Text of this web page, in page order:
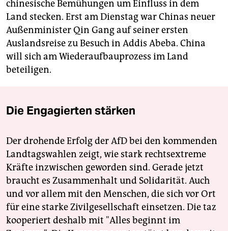
chinesische Bemühungen um Einfluss in dem
Land stecken. Erst am Dienstag war Chinas neuer
Außenminister Qin Gang auf seiner ersten
Auslandsreise zu Besuch in Addis Abeba. China
will sich am Wiederaufbauprozess im Land
beteiligen.
Die Engagierten stärken
Der drohende Erfolg der AfD bei den kommenden
Landtagswahlen zeigt, wie stark rechtsextreme
Kräfte inzwischen geworden sind. Gerade jetzt
braucht es Zusammenhalt und Solidarität. Auch
und vor allem mit den Menschen, die sich vor Ort
für eine starke Zivilgesellschaft einsetzen. Die taz
kooperiert deshalb mit "Alles beginnt im